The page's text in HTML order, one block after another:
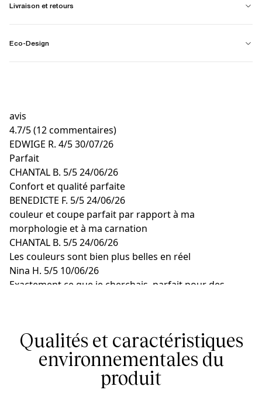
Livraison et retours
Eco-Design
avis
4.7/5(12 commentaires)
EDWIGE R. 4/530/07/26
Parfait
CHANTAL B. 5/524/06/26
Confort et qualité parfaite
BENEDICTE F. 5/524/06/26
couleur et coupe parfait par rapport à ma
morphologie et à ma carnation
CHANTAL B. 5/524/06/26
Les couleurs sont bien plus belles en réel
Nina H. 5/5 10/06/26
Exactement ce que je cherchais, parfait pour des
Qualités et caractéristiques
environnementales du
produit